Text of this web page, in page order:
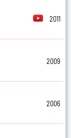
2011
2009
2006